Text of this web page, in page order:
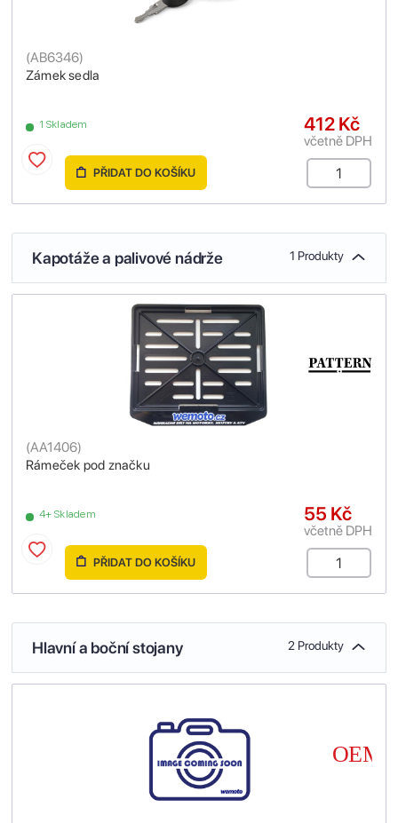
Zámek sedla
(AB6346)
1 Skladem 412 Kč
včetně DPH
PŘIDAT DO KOŠÍKU
Kapotáže a palivové nádrže 1 Produkty
Rámeček pod značku
(AA1406)
4+ Skladem 55 Kč
včetně DPH
PŘIDAT DO KOŠÍKU
Hlavní a boční stojany 2 Produkty